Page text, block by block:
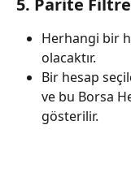
5. Parite
Herhangi bir
olacaktır.
Bir hesap
ve bu Borsa
gösterilir.